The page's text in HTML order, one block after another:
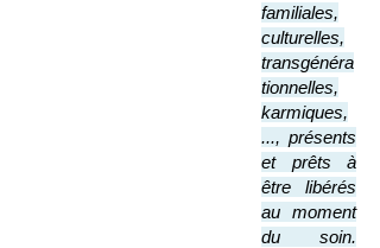
familiales,
culturelles,
transgénéra
tionnelles,
karmiques,
..., présents
et prêts à
être libérés
au moment
du soin.